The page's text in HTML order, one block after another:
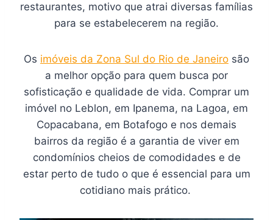
restaurantes, motivo que atrai diversas famílias
para se estabelecerem na região.
Os imóveis da Zona Sul do Rio de Janeiro são
a melhor opção para quem busca por
sofisticação e qualidade de vida. Comprar um
imóvel no Leblon, em Ipanema, na Lagoa, em
Copacabana, em Botafogo e nos demais
bairros da região é a garantia de viver em
condomínios cheios de comodidades e de
estar perto de tudo o que é essencial para um
cotidiano mais prático.